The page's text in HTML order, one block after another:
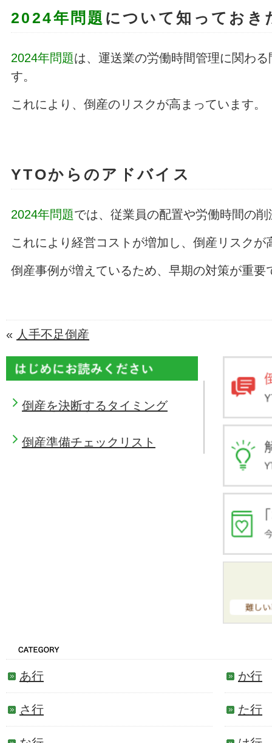
倒産を決断するタイミング
倒産準備チェックリスト
あ行 か行
さ行 た行
2024年問題 について知っておき
2024年問題は、運送業の労働時間管理に関わ
す。
これにより、倒産のリスクが高まっています。
YTOからのアドバイス
2024年問題では、従業員の配置や労働時間の
これにより経営コストが増加し、倒産リスク
倒産事例が増えているため、早期の対策が重要
« 人手不足倒産